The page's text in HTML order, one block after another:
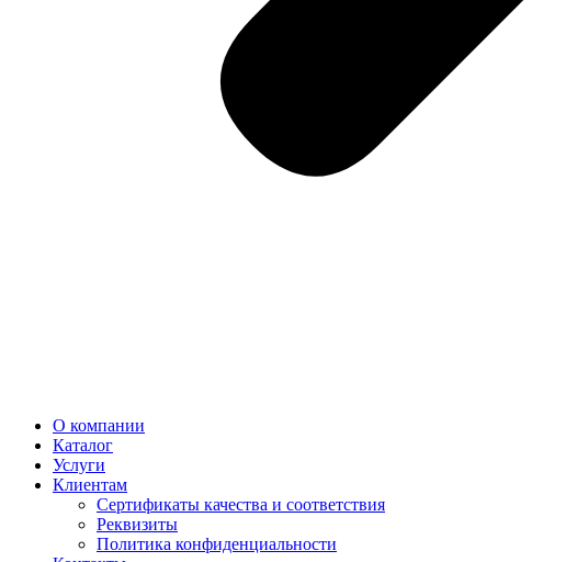
О компании
Каталог
Услуги
Клиентам
Сертификаты качества и соответствия
Реквизиты
Политика конфиден­циальности